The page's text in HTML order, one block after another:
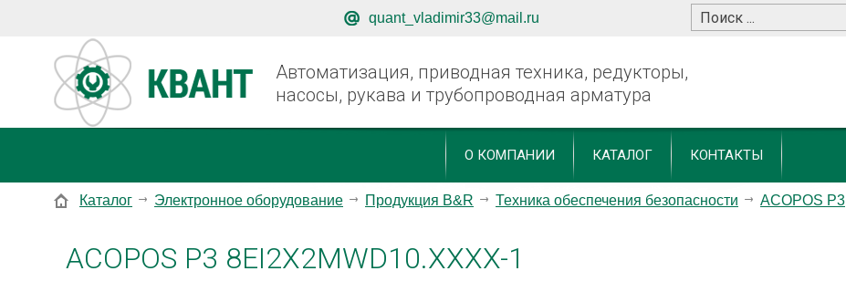
quant_vladimir33@mail.ru
Автоматизация, приводная техника, редукторы,
насосы, рукава и трубопроводная арматура
О КОМПАНИИ КАТАЛОГ КОНТАКТЫ
Каталог Электронное оборудование Продукция B&R Техника обеспечения безопасности ACOPOS P3
ACOPOS P3 8EI2X2MWD10.XXXX-1